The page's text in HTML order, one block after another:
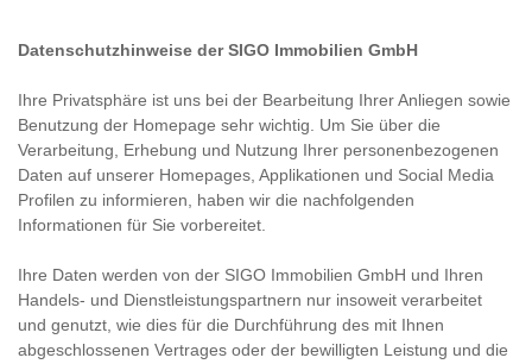
Datenschutzhinweise der SIGO Immobilien GmbH
Ihre Privatsphäre ist uns bei der Bearbeitung Ihrer Anliegen sowie
Benutzung der Homepage sehr wichtig. Um Sie über die
Verarbeitung, Erhebung und Nutzung Ihrer personenbezogenen
Daten auf unserer Homepages, Applikationen und Social Media
Profilen zu informieren, haben wir die nachfolgenden
Informationen für Sie vorbereitet.
Ihre Daten werden von der SIGO Immobilien GmbH und Ihren
Handels- und Dienstleistungspartnern nur insoweit verarbeitet
und genutzt, wie dies für die Durchführung des mit Ihnen
abgeschlossenen Vertrages oder der bewilligten Leistung und die